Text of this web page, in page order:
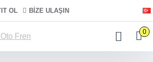
OL BIZE ULAŞIN
0